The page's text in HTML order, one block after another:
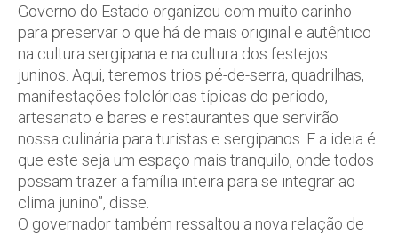
Governo do Estado organizou com muito carinho
para preservar o que há de mais original e autêntico
na cultura sergipana e na cultura dos festejos
juninos. Aqui, teremos trios pé-de-serra, quadrilhas,
manifestações folclóricas típicas do período,
artesanato e bares e restaurantes que servirão
nossa culinária para turistas e sergipanos. E a ideia é
que este seja um espaço mais tranquilo, onde todos
possam trazer a família inteira para se integrar ao
clima junino”, disse.
O governador também ressaltou a nova relação de